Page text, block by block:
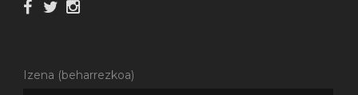
Izena (beharrezkoa)